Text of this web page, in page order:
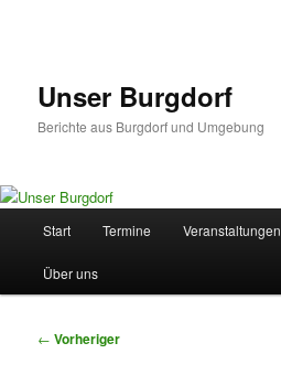
Unser Burgdorf
Berichte aus Burgdorf und Umgebung
Start Termine Veranstaltungen
Über uns
Beitragsnavigation
← Vorheriger